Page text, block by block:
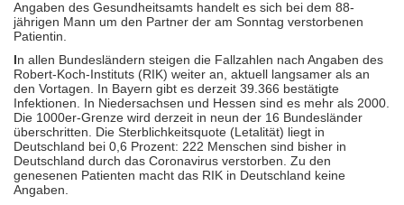
Angaben des Gesundheitsamts handelt es sich bei dem 88-
jährigen Mann um den Partner der am Sonntag verstorbenen
Patientin.
In allen Bundesländern steigen die Fallzahlen nach Angaben des
Robert-Koch-Instituts (RIK) weiter an, aktuell langsamer als an
den Vortagen. In Bayern gibt es derzeit 39.366 bestätigte
Infektionen. In Niedersachsen und Hessen sind es mehr als 2000.
Die 1000er-Grenze wird derzeit in neun der 16 Bundesländer
überschritten. Die Sterblichkeitsquote (Letalität) liegt in
Deutschland bei 0,6 Prozent: 222 Menschen sind bisher in
Deutschland durch das Coronavirus verstorben. Zu den
genesenen Patienten macht das RIK in Deutschland keine
Angaben.